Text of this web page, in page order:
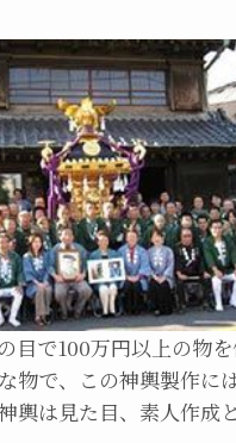
目で100万円以上の物
物で、この神輿製作に
輿は見た目、素人作成